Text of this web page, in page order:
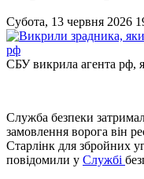
Субота, 13 червня 2026
СБУ викрила агента рф,
Служба безпеки
замовлення ворога він
Старлінк для збройних
повідомили у Службі